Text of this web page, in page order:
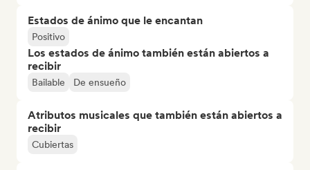
Estados de ánimo que le encantan
Positivo
Los estados de ánimo también están abiertos a
recibir
Bailable De ensueño
Atributos musicales que también están abiertos a
recibir
Cubiertas